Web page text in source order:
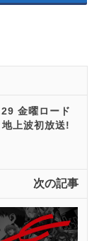
金曜ロード
上波初放送!
次の記事